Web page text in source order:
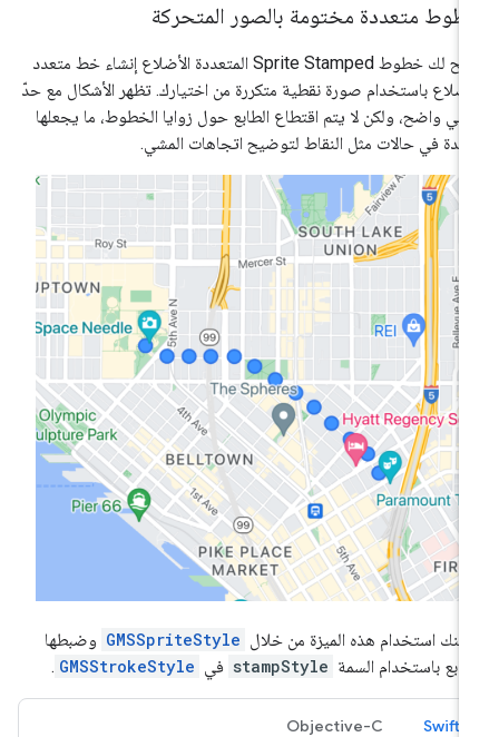
متعددة مختومة بالصور المتحركة
تتيح لك خطوط Sprite Stamped المتعددة الأضلاع إنشاء خط متعدد
باستخدام صورة نقطية متكررة من اختيارك. تظهر الأشكال مع حدّ
واضح، ولكن لا يتم اقتطاع الطابع حول زوايا الخطوط، ما يجعلها
في حالات مثل النقاط لتوضيح اتجاهات المشي.
استخدام هذه الميزة من خلال GMSSpriteStyle وضبطها
باستخدام السمة stampStyle في GMSStrokeStyle
.
Swift
Objective-C